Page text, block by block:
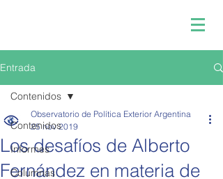
Entrada
Contenidos
Informes
Columnas
Contenidos
Los desafíos de Alberto
Fernández en materia de
Observatorio de Política Exterior Argentina
25 nov 2019